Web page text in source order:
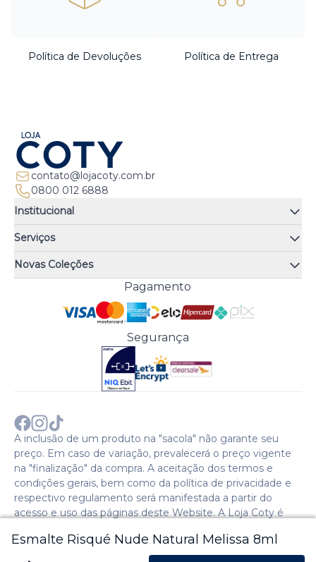
Esmalte Risqué Nude Natural Melissa 8ml
Política de Devoluções Política de Entrega
contato@lojacoty.com.br
0800 012 6888
Institucional
Quem somos
Quiz de fragrâncias
Trocas e Devoluções
Troque Fácil
Perguntas Frequentes
Política de Pagamento
Política de Entrega
Política de Privacidade
Comprar com CNPJ?
Sobre a COTY no mundo
Serviços
Atendimento
Meus Pedidos
Trabalhe Conosco
Preferências de Cookies
Novas Coleções
Cenoura & Bronze
Pagamento
Segurança
A inclusão de um produto na "sacola" não garante seu
preço. Em caso de variação, prevalecerá o preço vigente
na "finalização" da compra. A aceitação dos termos e
condições gerais, bem como da política de privacidade e
respectivo regulamento será manifestada a partir do
acesso e uso das páginas deste Website. A Loja Coty é
Endereço: Avenida Caio Cotrim,46. Galpão 1. Itaqui. Itapevi,
SP - CEP: 06696-060 - 2024 © Copyright Coty. Todos os